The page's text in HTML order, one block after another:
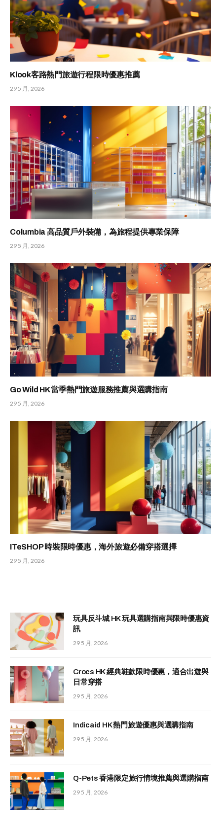
Klook客路熱門旅遊行程限時優惠推薦
29 5 月, 2026
Columbia 高品質戶外裝備，為旅程提供專業保障
29 5 月, 2026
Go Wild HK 當季熱門旅遊服務推薦與選購指南
29 5 月, 2026
ITeSHOP 時裝限時優惠，海外旅遊必備穿搭選擇
29 5 月, 2026
玩具反斗城 HK 玩具選購指南與限時優惠資
訊
29 5 月, 2026
Crocs HK 經典鞋款限時優惠，適合出遊與
日常穿搭
29 5 月, 2026
Indicaid HK 熱門旅遊優惠與選購指南
29 5 月, 2026
Q-Pets 香港限定旅行情境推薦與選購指南
29 5 月, 2026